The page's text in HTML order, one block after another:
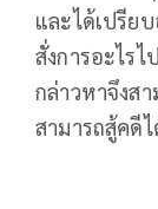
และได้เปรีย
สั่งการอะไร
กล่าวหาจึงส
สามารถสู้คดีไ